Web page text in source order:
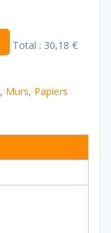
Total : 30,18 €
, Murs, Papiers